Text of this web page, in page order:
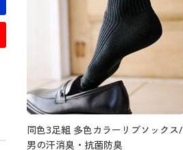
同色3足組 多色カラーリブソックス/
男の汗消臭・抗菌防臭